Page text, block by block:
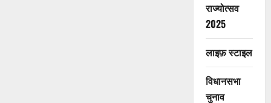
राज्योत्सव
2025
लाइफ़ स्टाइल
विधानसभा
चुनाव